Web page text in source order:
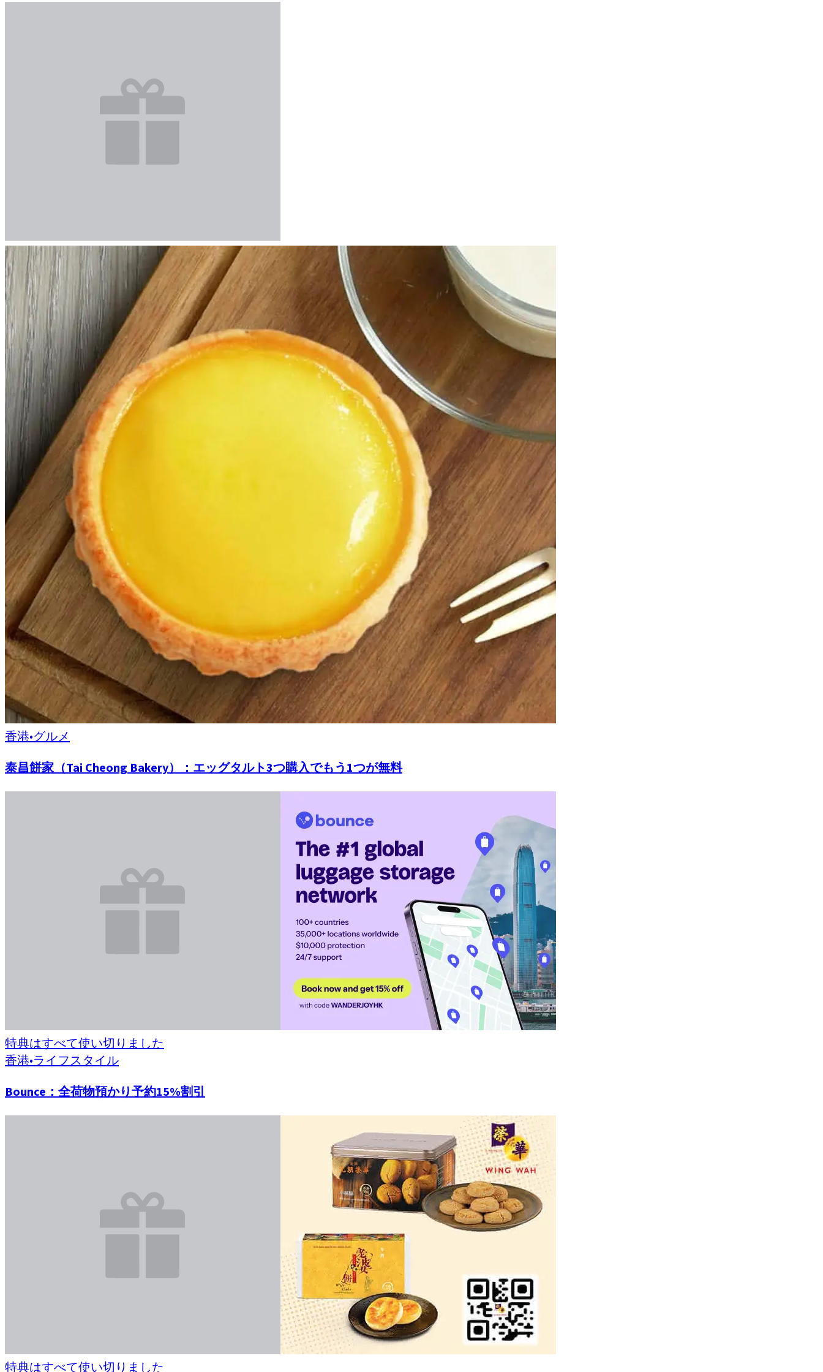
香港•グルメ
泰昌餅家（Tai Cheong Bakery）：エッグタルト3つ購入でもう1つが無料
特典はすべて使い切りました
香港•ライフスタイル
Bounce：全荷物預かり予約15%割引
特典はすべて使い切りました